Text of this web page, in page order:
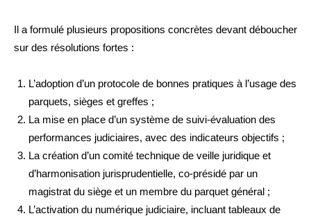
Il a formulé plusieurs propositions concrètes devant déboucher
sur des résolutions fortes :
L’adoption d’un protocole de bonnes pratiques à l’usage des
parquets, sièges et greffes ;
La mise en place d’un système de suivi-évaluation des
performances judiciaires, avec des indicateurs objectifs ;
La création d’un comité technique de veille juridique et
d’harmonisation jurisprudentielle, co-présidé par un
magistrat du siège et un membre du parquet général ;
L’activation du numérique judiciaire, incluant tableaux de